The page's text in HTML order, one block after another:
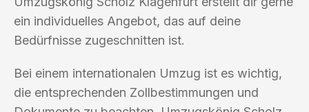
ein individuelles Angebot, das auf deine
Bedürfnisse zugeschnitten ist.
Bei einem internationalen Umzug ist es wichtig,
die entsprechenden Zollbestimmungen und